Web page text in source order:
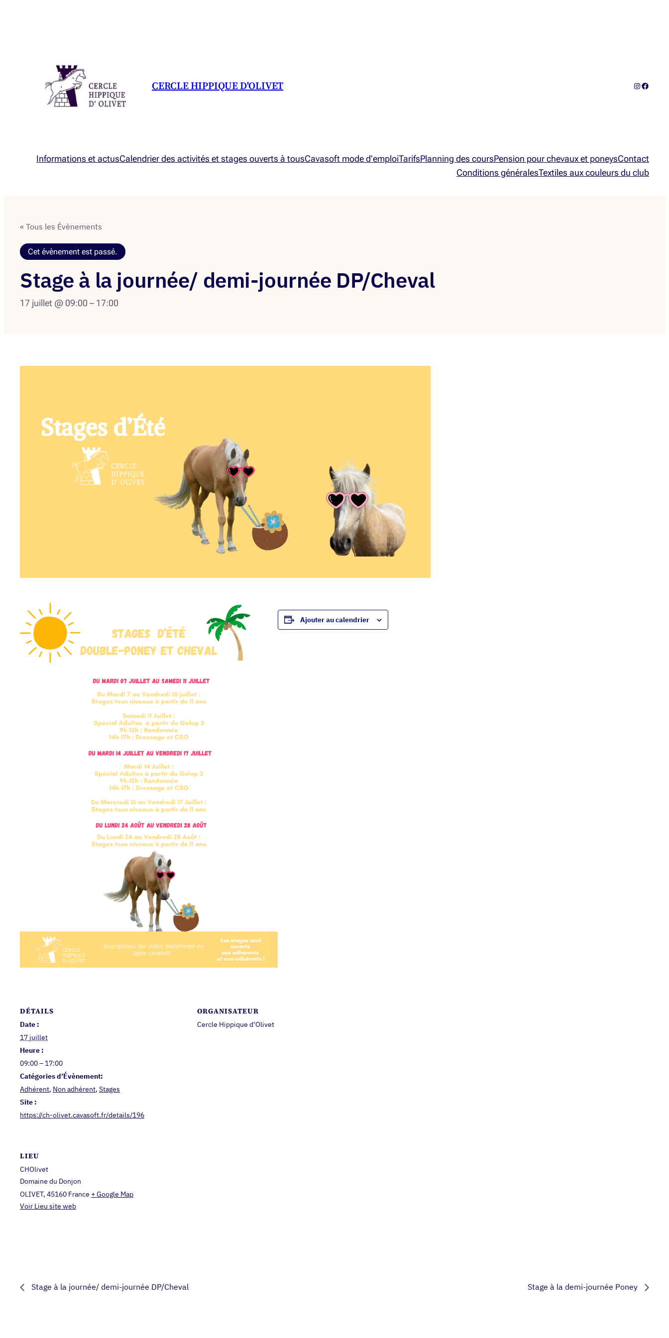
CERCLE HIPPIQUE D'OLIVET Instagram
Informations et actusCalendrier des activités et stages ouverts à tousCavasoft mode d’emploiTarifsPlanning des coursPension pour chevaux et poneysContact
Conditions généralesTextiles aux couleurs du club
« Tous les Évènements
Cet évènement est passé.
Stage à la journée/ demi-journée DP/Cheval
17 juillet @ 09:00 – 17:00
Ajouter au calendrier
DÉTAILS
Date :
17 juillet
Heure :
09:00 – 17:00
Catégories d’Évènement:
Adhérent, Non adhérent, Stages
Site :
https://ch-olivet.cavasoft.fr/details/196
ORGANISATEUR
Cercle Hippique d’Olivet
LIEU
CHOlivet
Domaine du Donjon
OLIVET, 45160 France + Google Map
Voir Lieu site web
Stage à la journée/ demi-journée DP/Cheval Stage à la demi-journée Poney